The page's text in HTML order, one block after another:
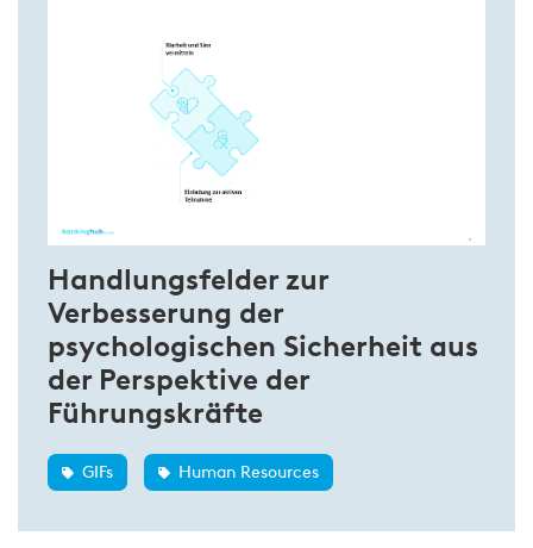
Handlungsfelder zur
Verbesserung der
psychologischen Sicherheit aus
der Perspektive der
Führungskräfte
GIFs Human Resources